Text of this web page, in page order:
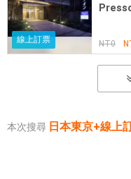
線上訂票 NT0
本次搜尋 日本東京+線上